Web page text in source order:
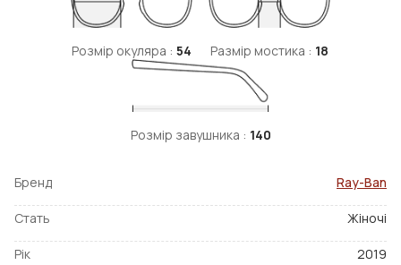
Розмір окуляра : 54 Размір мостика : 18
Розмір завушника : 140
Бренд Ray-Ban
Стать Жіночі
Рік 2019